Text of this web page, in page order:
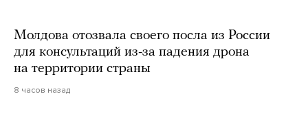
Молдова отозвала своего посла из России
для консультаций из-за падения дрона
на территории страны
8 часов назад